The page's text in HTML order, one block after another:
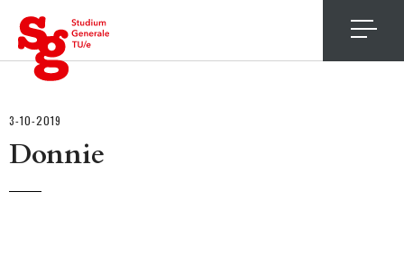
3-10-2019
Donnie